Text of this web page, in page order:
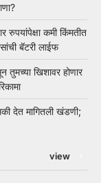
कमी किंमतीत
बॅटरी लाईफ
खिशावर होणार
देत मागितली खंडणी;
view